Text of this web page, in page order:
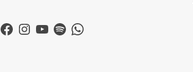
Facebook
Instagram
YouTube
SpotifyWhatsApp